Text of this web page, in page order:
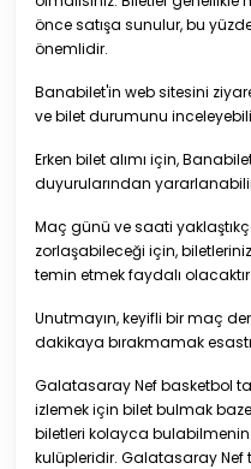
önce satışa sunulur, bu
önemlidir.
Banabilet'in web sitesini
ve bilet durumunu
Erken bilet alımı için,
duyurularından
Maç günü ve saati
zorlaşabileceği için,
temin etmek faydalı olacaktır.
Unutmayın, keyifli bir maç
dakikaya bırakmamak
Galatasaray Nef basketbol
izlemek için bilet bulmak
biletleri kolayca
kulüpleridir. Galatasaray